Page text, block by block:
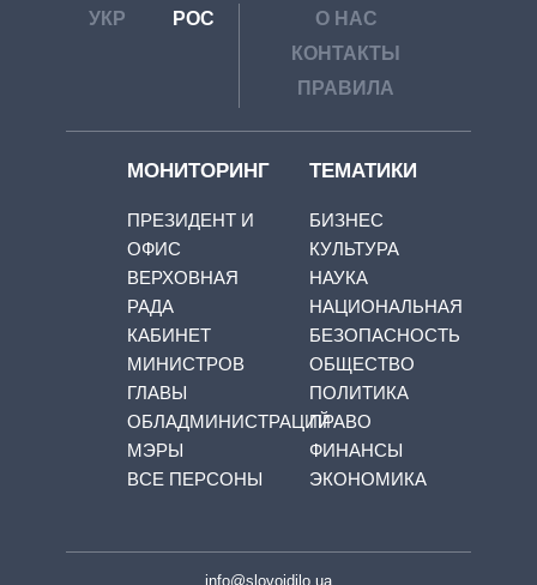
УКР РОС
О НАС
КОНТАКТЫ
ПРАВИЛА
МОНИТОРИНГ
ПРЕЗИДЕНТ И
ОФИС
ВЕРХОВНАЯ
РАДА
КАБИНЕТ
МИНИСТРОВ
ГЛАВЫ
ОБЛАДМИНИСТРАЦИЙ
МЭРЫ
ВСЕ ПЕРСОНЫ
ТЕМАТИКИ
БИЗНЕС
КУЛЬТУРА
НАУКА
НАЦИОНАЛЬНАЯ
БЕЗОПАСНОСТЬ
ОБЩЕСТВО
ПОЛИТИКА
ПРАВО
ФИНАНСЫ
ЭКОНОМИКА
info@slovoidilo.ua